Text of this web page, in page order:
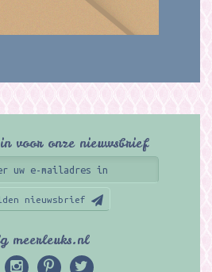
voor onze nieuwsbrief
nieuwsbrief
meerleuks.nl